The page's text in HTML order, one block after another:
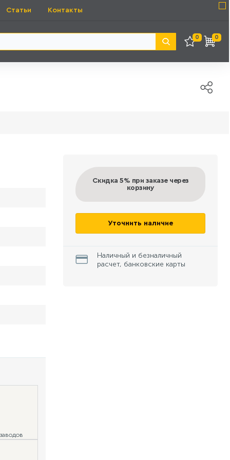
Статьи Контакты
0 0
Скидка 5% при заказе через
корзину
Уточнить наличие
Наличный и безналичный
расчет, банковские карты